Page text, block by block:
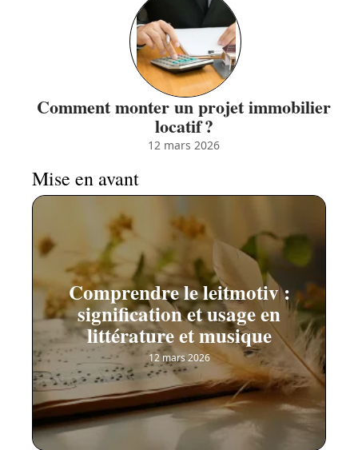
Comment monter un projet immobilier
locatif ?
12 mars 2026
Mise en avant
Comprendre le leitmotiv :
signification et usage en
littérature et musique
12 mars 2026